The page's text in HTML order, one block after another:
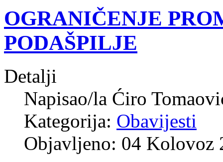
OGRANIČENJE
PODAŠPILJE
Detalji
Napisao/la Ćiro
Kategorija: Obavijesti
Objavljeno: 04 Kolovoz